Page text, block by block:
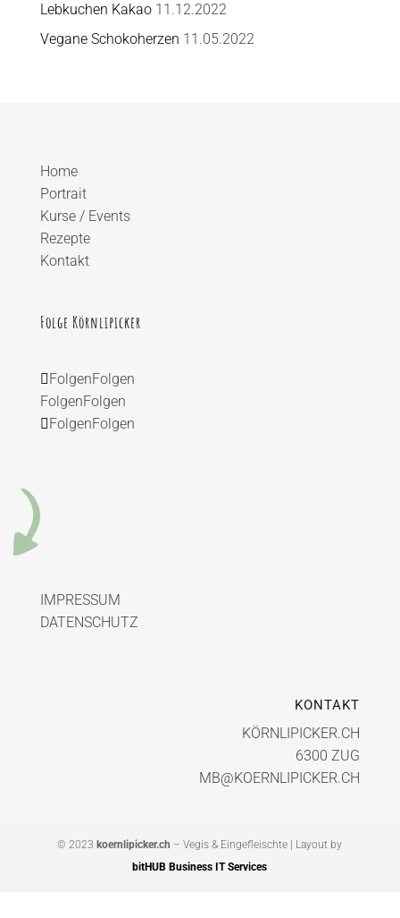
Lebkuchen Kakao 11.12.2022
Vegane Schokoherzen 11.05.2022
Home
Portrait
Kurse / Events
Rezepte
Kontakt
Folge Körnlipicker
FolgenFolgen
FolgenFolgen
FolgenFolgen
IMPRESSUM
DATENSCHUTZ
KONTAKT
KÖRNLIPICKER.CH
6300 ZUG
MB@KOERNLIPICKER.CH
© 2023 koernlipicker.ch – Vegis & Eingefleischte | Layout by
bitHUB Business IT Services